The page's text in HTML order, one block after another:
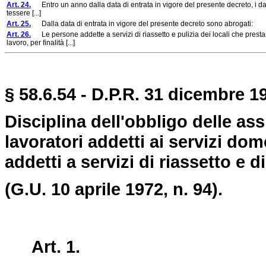
Art. 24. Entro un anno dalla data di entrata in vigore del presente decreto, i
tessere [...]
Art. 25. Dalla data di entrata in vigore del presente decreto sono abrogati:
Art. 26. Le persone addette a servizi di riassetto e pulizia dei locali che
lavoro, per finalità [...]
§ 58.6.54 - D.P.R. 31 dicembre
Disciplina dell'obbligo delle
lavoratori addetti ai servizi
addetti a servizi di riassetto e
(G.U. 10 aprile 1972, n. 94).
Art. 1.